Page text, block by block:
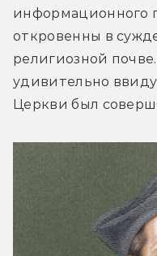
информационного
откровенны в
религиозной
удивительно
Церкви был